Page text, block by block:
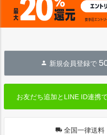
新規会員登録で
お友だち追加とLINE ID連携
全国一律送料